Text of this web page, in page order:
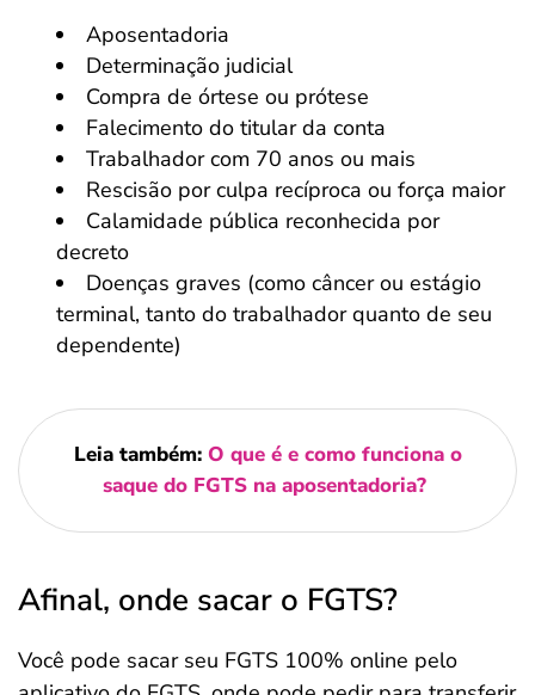
Aposentadoria
Determinação judicial
Compra de órtese ou prótese
Falecimento do titular da conta
Trabalhador com 70 anos ou mais
Rescisão por culpa recíproca ou força maior
Calamidade pública reconhecida por
decreto
Doenças graves (como câncer ou estágio
terminal, tanto do trabalhador quanto de seu
dependente)
Leia também: O que é e como funciona o
saque do FGTS na aposentadoria?
Afinal, onde sacar o FGTS?
Você pode sacar seu FGTS 100% online pelo